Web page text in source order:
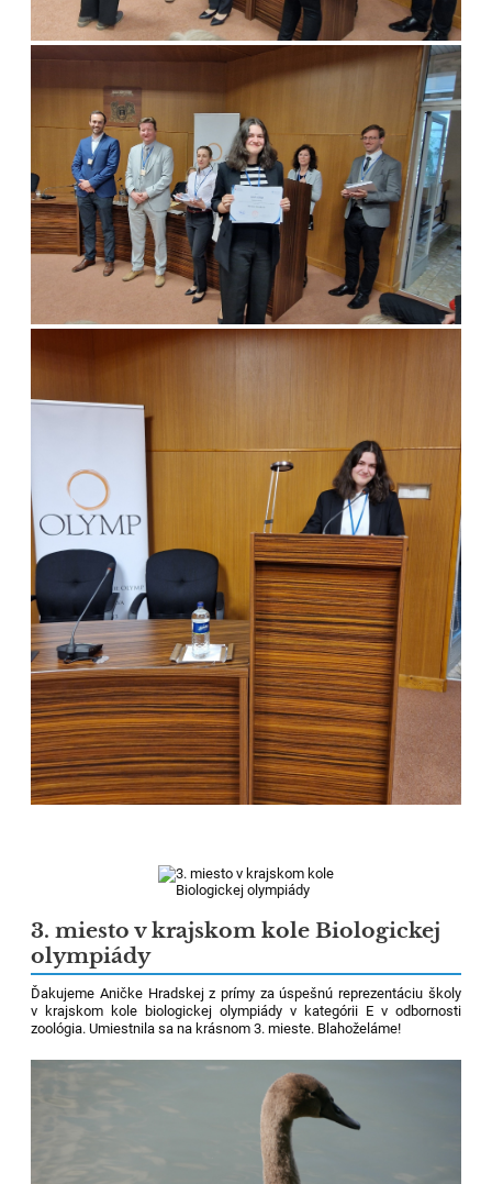
3. miesto v krajskom kole Biologickej
olympiády
Ďakujeme Aničke Hradskej z prímy za úspešnú reprezentáciu školy
v krajskom kole biologickej olympiády v kategórii E v odbornosti
zoológia. Umiestnila sa na krásnom 3. mieste. Blahoželáme!